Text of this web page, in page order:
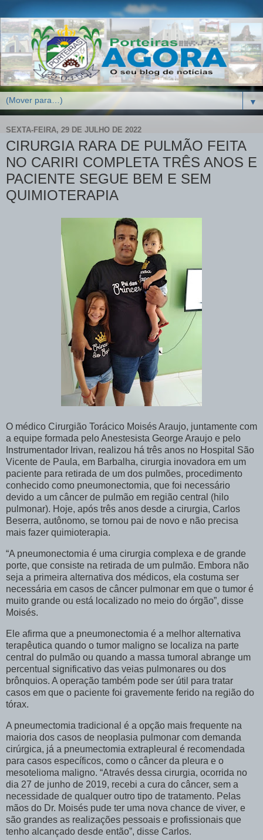
▼
SEXTA-FEIRA, 29 DE JULHO DE 2022
CIRURGIA RARA DE PULMÃO FEITA
NO CARIRI COMPLETA TRÊS ANOS E
PACIENTE SEGUE BEM E SEM
QUIMIOTERAPIA
O médico Cirurgião Torácico Moisés Araujo, juntamente com
a equipe formada pelo Anestesista George Araujo e pelo
Instrumentador Irivan, realizou há três anos no Hospital São
Vicente de Paula, em Barbalha, cirurgia inovadora em um
paciente para retirada de um dos pulmões, procedimento
conhecido como pneumonectomia, que foi necessário
devido a um câncer de pulmão em região central (hilo
pulmonar). Hoje, após três anos desde a cirurgia, Carlos
Beserra, autônomo, se tornou pai de novo e não precisa
mais fazer quimioterapia.
“A pneumonectomia é uma cirurgia complexa e de grande
porte, que consiste na retirada de um pulmão. Embora não
seja a primeira alternativa dos médicos, ela costuma ser
necessária em casos de câncer pulmonar em que o tumor é
muito grande ou está localizado no meio do órgão”, disse
Moisés.
Ele afirma que a pneumonectomia é a melhor alternativa
terapêutica quando o tumor maligno se localiza na parte
central do pulmão ou quando a massa tumoral abrange um
percentual significativo das veias pulmonares ou dos
brônquios. A operação também pode ser útil para tratar
casos em que o paciente foi gravemente ferido na região do
tórax.
A pneumectomia tradicional é a opção mais frequente na
maioria dos casos de neoplasia pulmonar com demanda
cirúrgica, já a pneumectomia extrapleural é recomendada
para casos específicos, como o câncer da pleura e o
mesotelioma maligno. “Através dessa cirurgia, ocorrida no
dia 27 de junho de 2019, recebi a cura do câncer, sem a
necessidade de qualquer outro tipo de tratamento. Pelas
mãos do Dr. Moisés pude ter uma nova chance de viver, e
são grandes as realizações pessoais e profissionais que
tenho alcançado desde então”, disse Carlos.